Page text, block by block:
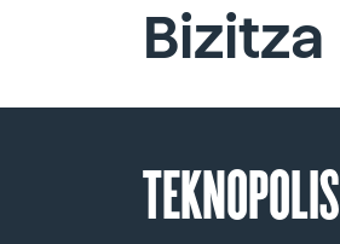
Bizitza
TEKNOPOLIS